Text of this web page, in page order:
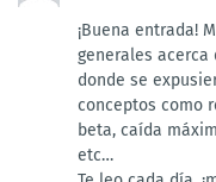
¡Buena entrada!
generales
donde se
conceptos como
beta, caída
etc…